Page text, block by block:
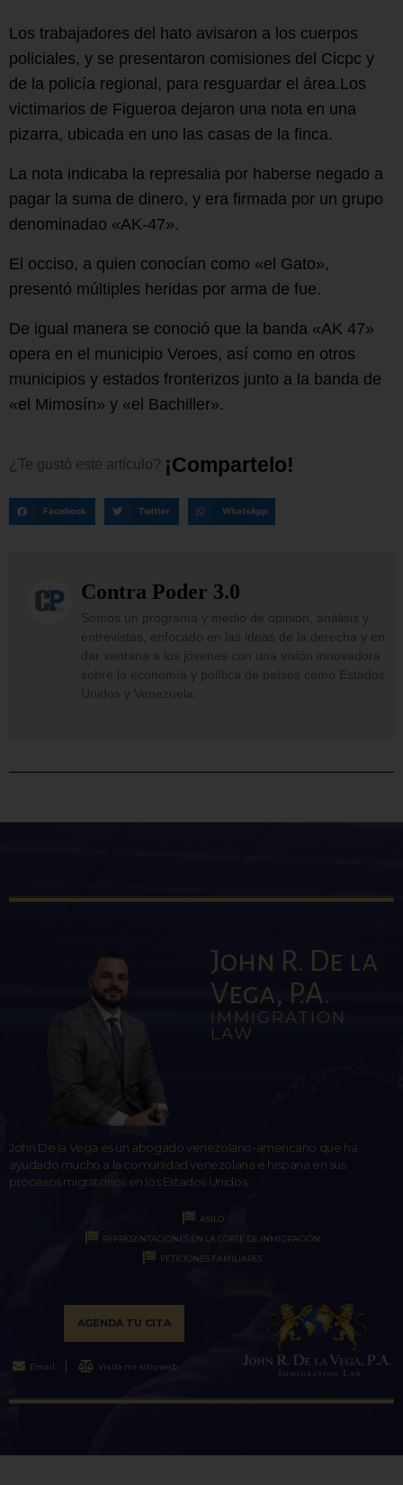
Los trabajadores del hato avisaron a los cuerpos
policiales, y se presentaron comisiones del Cicpc y
de la policía regional, para resguardar el área.Los
victimarios de Figueroa dejaron una nota en una
pizarra, ubicada en uno las casas de la finca.
La nota indicaba la represalia por haberse negado a
pagar la suma de dinero, y era firmada por un grupo
denominadao «AK-47».
El occiso, a quien conocían como «el Gato»,
presentó múltiples heridas por arma de fue.
De igual manera se conoció que la banda «AK 47»
opera en el municipio Veroes, así como en otros
municipios y estados fronterizos junto a la banda de
«el Mimosín» y «el Bachiller».
¿Te gustó este artículo? ¡Comparte o!
Facebook Twitter WhatsApp
Contra Poder 3.0
Somos un programa y medio de opinión, análisis y
entrevistas, enfocado en las ideas de la derecha y en
dar ventana a los jóvenes con una visión innovadora
sobre la economía y política de países como Estados
Unidos y Venezuela.
John R. De la
Vega, P.A.
IMMIGRATION
LAW
John De la Vega es un abogado venezolano-americano que ha
ayudado mucho a la comunidad venezolana e hispana en sus
procesos migratorios en los Estados Unidos.
ASILO
REPRESENTACIONES EN LA CORTE DE INMIGRACIÓN
PETICIONES FAMILIARES
AGENDA TU CITA
Email Visita mi sitio web